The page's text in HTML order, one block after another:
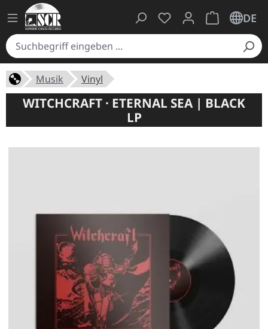
Du hast 0 Produkte
Warenkorb
DE
Musik Vinyl
WITCHCRAFT · ETERNAL SEA | BLACK
LP